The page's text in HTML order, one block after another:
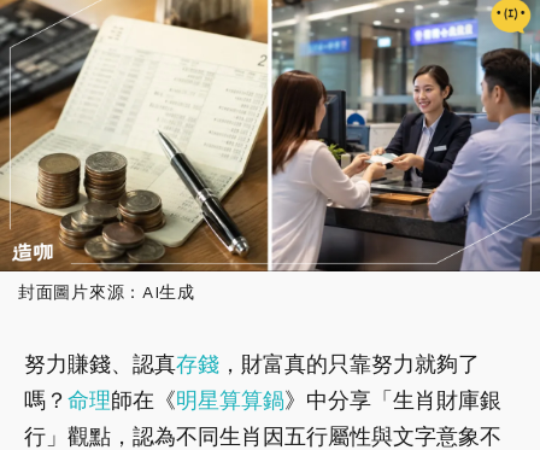
封面圖片來源：AI生成
努力賺錢、認真存錢 ，財富真的只靠努力就夠了
嗎？ 命理師在《明星算算鍋》中分享「生肖財庫銀
行」觀點，認為不同生肖因五行屬性與文字意象不